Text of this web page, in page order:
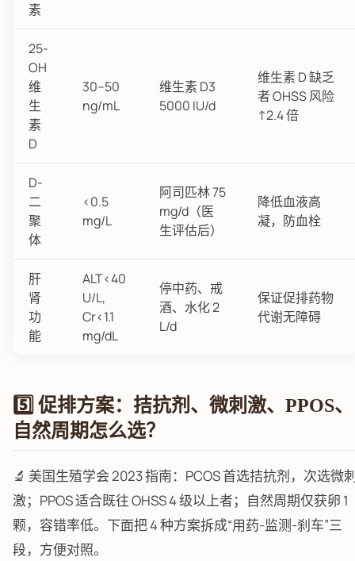
素
25-
OH
维
生
素
D
30–50
ng/mL
维生素 D3
5000 IU/d
维生素 D 缺乏
者 OHSS 风险
↑2.4 倍
D-
二
聚
体
<0.5
mg/L
阿司匹林 75
mg/d（医
生评估后）
降低血液高
凝，防血栓
肝
肾
功
能
ALT<40
U/L,
Cr<1.1
mg/dL
停中药、戒
酒、水化 2
L/d
保证促排药物
代谢无障碍
5️⃣ 促排方案：拮抗剂、微刺激、PPOS、
自然周期怎么选？
🔬 美国生殖学会 2023 指南：PCOS 首选拮抗剂，次选微
激；PPOS 适合既往 OHSS 4 级以上者；自然周期仅获卵 1
颗，容错率低。下面把 4 种方案拆成“用药-监测-刹车”三
段，方便对照。